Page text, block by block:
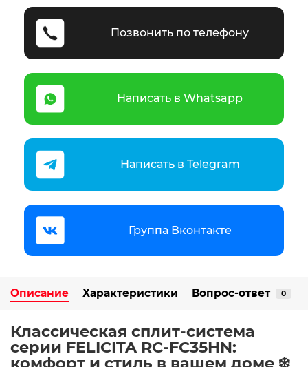
Позвонить по телефону
Написать в Whatsapp
Написать в Telegram
Группа Вконтакте
Описание Характеристики Вопрос-ответ 0
Классическая сплит-система
серии FELICITA RC-FC35HN:
комфорт и стиль в вашем доме ❄️